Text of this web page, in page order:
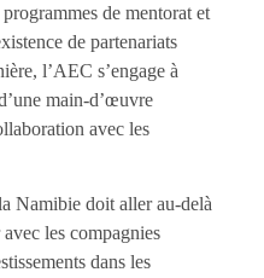
de mentorat et
de partenariats
l’AEC s’engage à
main-d’œuvre
avec les
Namibie doit aller au-delà
les compagnies
dans les